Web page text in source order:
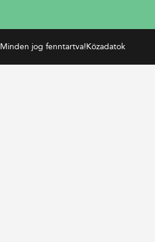
Minden jog fenntartva!Közadatok